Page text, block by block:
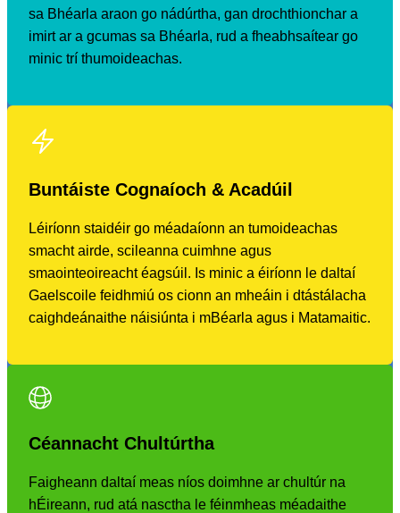
sa Bhéarla araon go nádúrtha, gan drochthionchar a
imirt ar a gcumas sa Bhéarla, rud a fheabhsaítear go
minic trí thumoideachas.
Buntáiste Cognaíoch & Acadúil
Léiríonn staidéir go méadaíonn an tumoideachas
smacht airde, scileanna cuimhne agus
smaointeoireacht éagsúil. Is minic a éiríonn le daltaí
Gaelscoile feidhmiú os cionn an mheáin i dtástálacha
caighdeánaithe náisiúnta i mBéarla agus i Matamaitic.
Céannacht Chultúrtha
Faigheann daltaí meas níos doimhne ar chultúr na
hÉireann, rud atá nasctha le féinmheas méadaithe